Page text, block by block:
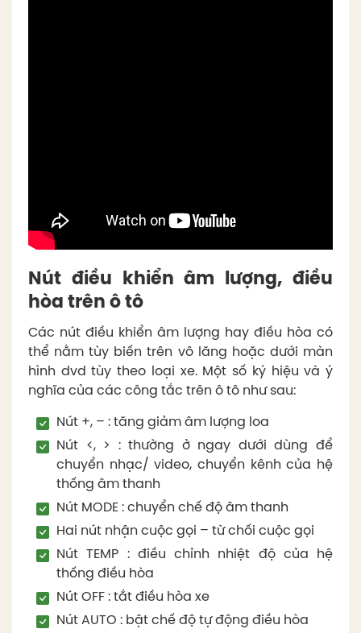
Nút điều khiển âm lượng, điều
hòa trên ô tô
Các nút điều khiển âm lượng hay điều hòa có
thể nằm tùy biến trên vô lăng hoặc dưới màn
hình dvd tùy theo loại xe. Một số ký hiệu và ý
nghĩa của các công tắc trên ô tô như sau:
Nút +, – : tăng giảm âm lượng loa
Nút <, > : thường ở ngay dưới dùng để
chuyển nhạc/ video, chuyển kênh của hệ
thống âm thanh
Nút MODE : chuyển chế độ âm thanh
Hai nút nhận cuộc gọi – từ chối cuộc gọi
Nút TEMP : điều chỉnh nhiệt độ của hệ
thống điều hòa
Nút OFF : tắt điều hòa xe
Nút AUTO : bật chế độ tự động điều hòa